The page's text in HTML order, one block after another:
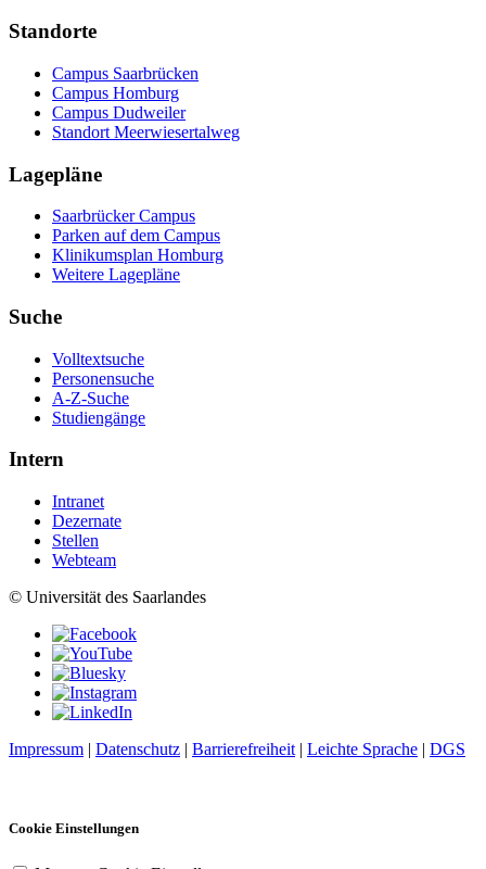
Standorte
Campus Saarbrücken
Campus Homburg
Campus Dudweiler
Standort Meerwiesertalweg
Lagepläne
Saarbrücker Campus
Parken auf dem Campus
Klinikumsplan Homburg
Weitere Lagepläne
Suche
Volltextsuche
Personensuche
A-Z-Suche
Studiengänge
Intern
Intranet
Dezernate
Stellen
Webteam
© Universität des Saarlandes
Impressum | Datenschutz | Barrierefreiheit | Leichte Sprache | DGS
Cookie Einstellungen